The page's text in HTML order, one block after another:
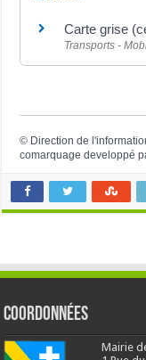
Carte grise
Transports -
© Direction de
comarquage developpé
Coordonnées
Mairie